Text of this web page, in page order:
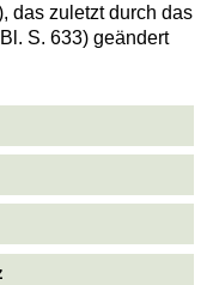
das zuletzt durch das
S. 633) geändert